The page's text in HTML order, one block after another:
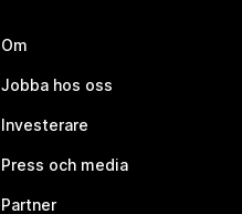
Om
Jobba hos oss
Investerare
Press och media
Partner